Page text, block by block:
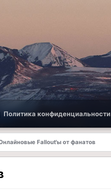
Политика конфиденциальности
Fallout'ы от фанатов